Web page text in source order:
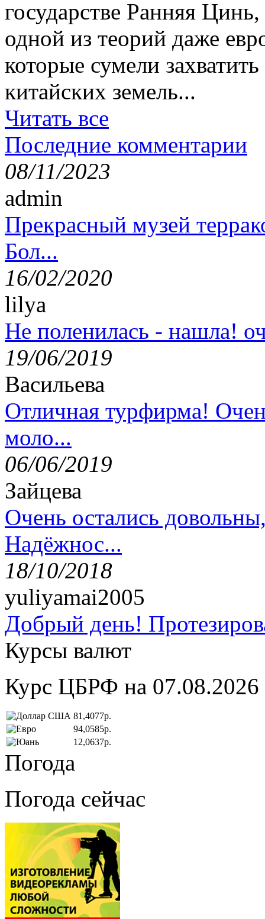
государстве Ранняя
одной из теорий даже
которые сумели
китайских земель...
Читать все
Последние комментарии
08/11/2023
admin
Прекрасный музей
Бол...
16/02/2020
lilya
Не поленилась - нашла!
19/06/2019
Васильева
Отличная турфирма!
моло...
06/06/2019
Зайцева
Очень остались
Надёжнос...
18/10/2018
yuliyamai2005
Добрый день!
Курсы валют
Курс ЦБРФ на 07.08.2026
81,4077р.
94,0585р.
12,0637р.
Погода
Погода сейчас